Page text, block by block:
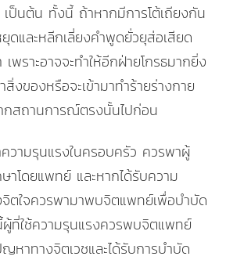
ป็นต้น ทั้งนี้ ถ้าหากมีการโต้เถียงกัน
และหลีกเลี่ยงคำพูดยั่วยุส่อเสียด
พราะอาจจะทำให้อีกฝ่ายโกรธมากยิ่ง
งของหรือจะเข้ามาทำร้ายร่างกาย
สถานการณ์ตรงนั้นไปก่อน
ความรุนแรงในครอบครัว ควรพาผู้
าโดยแพทย์ และหากได้รับความ
จิตใจควรพามาพบจิตแพทย์เพื่อบำบัด
ใช้ความรุนแรงควรพบจิตแพทย์
หาทางจิตเวชและได้รับการบำบัด